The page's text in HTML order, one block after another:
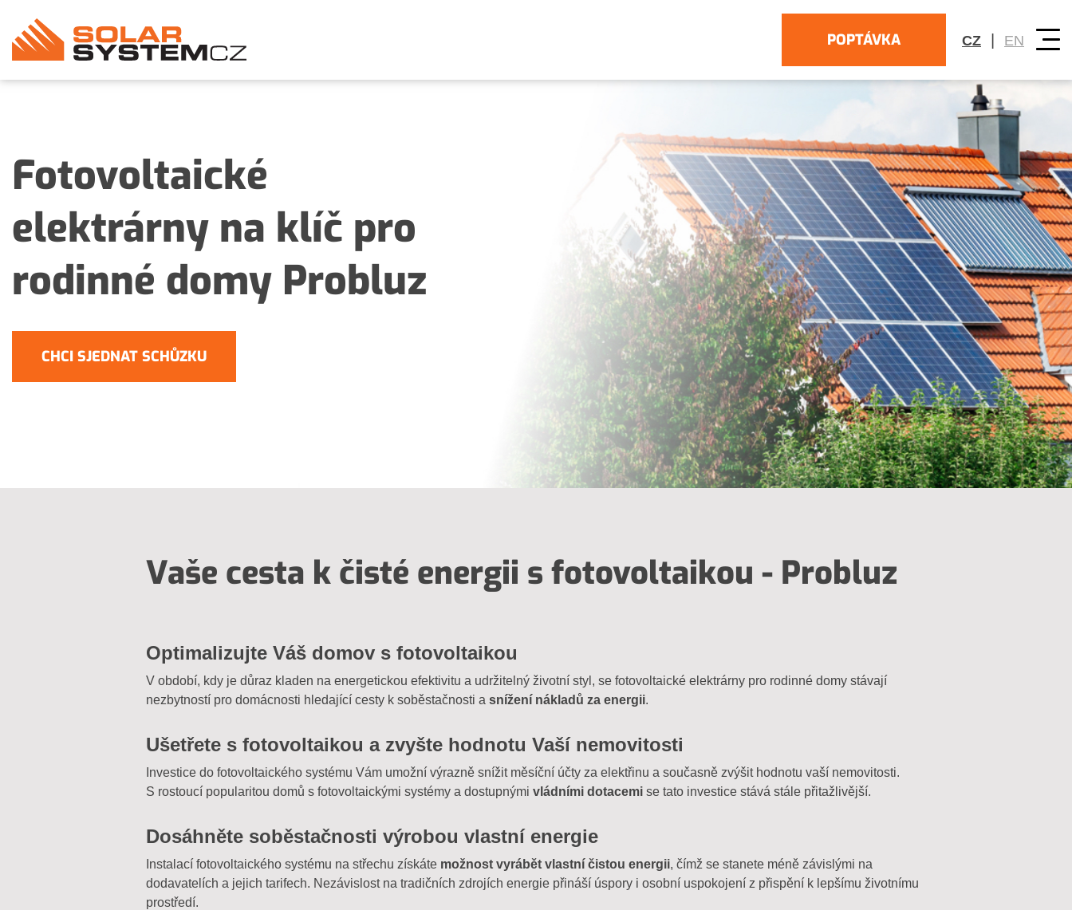
POPTÁVKA CZ EN
Fotovoltaické
elektrárny na klíč pro
rodinné domy Probluz
CHCI SJEDNAT SCHŮZKU
Vaše cesta k čisté energii s fotovoltaikou - Probluz
Optimalizujte Váš domov s fotovoltaikou
V období, kdy je důraz kladen na energetickou efektivitu a udržitelný životní styl, se fotovoltaické elektrárny pro rodinné domy stávají
nezbytností pro domácnosti hledající cesty k soběstačnosti a snížení nákladů za energii.
Ušetřete s fotovoltaikou a zvyšte hodnotu Vaší nemovitosti
Investice do fotovoltaického systému Vám umožní výrazně snížit měsíční účty za elektřinu a současně zvýšit hodnotu vaší nemovitosti.
S rostoucí popularitou domů s fotovoltaickými systémy a dostupnými vládními dotacemi se tato investice stává stále přitažlivější.
Dosáhněte soběstačnosti výrobou vlastní energie
Instalací fotovoltaického systému na střechu získáte možnost vyrábět vlastní čistou energii, čímž se stanete méně závislými na
dodavatelích a jejich tarifech. Nezávislost na tradičních zdrojích energie přináší úspory i osobní uspokojení z přispění k lepšímu životnímu
prostředí.